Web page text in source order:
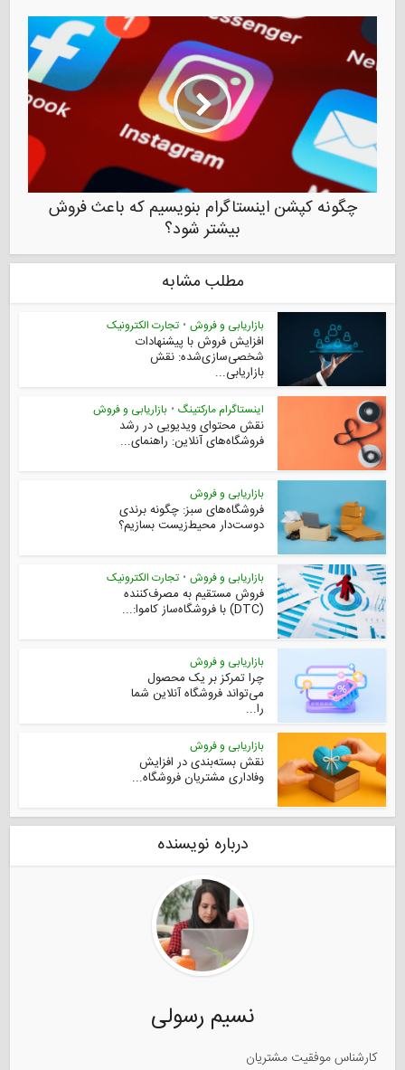
چگونه کپشن اینستاگرام بنویسیم که باعث فروش
بیشتر شود؟
مطلب مشابه
بازاریابی و فروش • تجارت الکترونیک
افزایش فروش با پیشنهادات
شخصی‌سازی‌شده: نقش
بازاریابی...
اینستاگرام مارکتینگ • بازاریابی و فروش
نقش محتوای ویدیویی در رشد
فروشگاه‌های آنلاین: راهنمای...
بازاریابی و فروش
فروشگاه‌های سبز: چگونه برندی
دوست‌دار محیط‌زیست بسازیم؟
بازاریابی و فروش • تجارت الکترونیک
فروش مستقیم به مصرف‌کننده
(DTC) با فروشگاه‌ساز کاموا:...
بازاریابی و فروش
چرا تمرکز بر یک محصول
می‌تواند فروشگاه آنلاین شما
را...
بازاریابی و فروش
نقش بسته‌بندی در افزایش
وفاداری مشتریان فروشگاه...
درباره نویسنده
نسیم رسولی
کارشناس موفقیت مشتریان